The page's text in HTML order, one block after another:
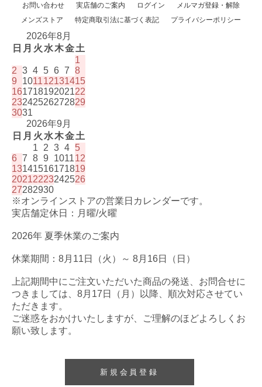
お問い合わせ 実店舗のご案内 ログイン
メルマガ登録・解除
メンズストア
特定商取引法に基づく表記 プライバシーポリシー
2026年8月
日 月 火 水木金土
1
2 3 4 5 6 7 8
9
101112131415
16171819202122
23242526272829
3031
2026年9月
日 月 火 水木金土
1
2 3 4 5
6 7 8 9 101112
13141516171819
20212223242526
27282930
※オンラインストアの営業日カレンダーです。
実店舗定休日：月曜/火曜
2026年 夏季休業のご案内
休業期間：8月11日（火）～ 8月16日（日）
上記期間中にご注文いただいた商品の発送、お問合せに
つきましては、8月17日（月）以降、順次対応させてい
ただきます。
ご迷惑をおかけいたしますが、ご理解のほどよろしくお
願い致します。
新規会員登録